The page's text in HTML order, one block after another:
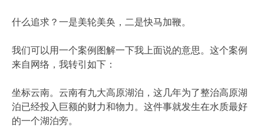
什么追求？一是美轮美奂，二是快马加鞭。
我们可以用一个案例图解一下我上面说的意思。这个案例
来自网络，我转引如下：
坐标云南。云南有九大高原湖泊，这几年为了整治高原湖
泊已经投入巨额的财力和物力。这件事就发生在水质最好
的一个湖泊旁。